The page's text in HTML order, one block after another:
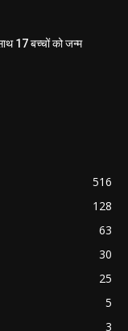
17 बच्चों को जन्म
516
128
63
30
25
5
3